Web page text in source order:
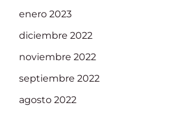
enero 2023
diciembre 2022
noviembre 2022
septiembre 2022
agosto 2022